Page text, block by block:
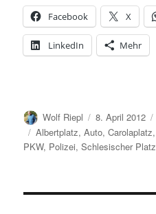
Facebook X
LinkedIn Mehr
Autor
Wolf Riepl
Veröffentlicht
am
8. April 2012
Schlagwörter
Albertplatz,Auto,Carolaplatz,
PKW, Polizei,Schlesischer Platz